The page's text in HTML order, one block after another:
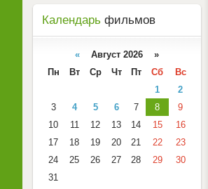
Календарь фильмов
« Август 2026 »
Пн
Вт Ср Чт Пт Сб
Вс
1
2
3
4 5 6 7 8
9
10
11 12 13 14 15
16
17
18 19 20 21 22
23
24
25 26 27 28 29
30
31